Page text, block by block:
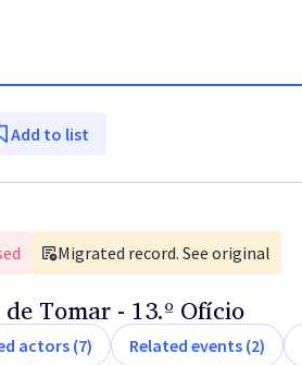
Add to list
Migrated record. See original
Tomar - 13.º Ofício
actors (7) Related events (2)